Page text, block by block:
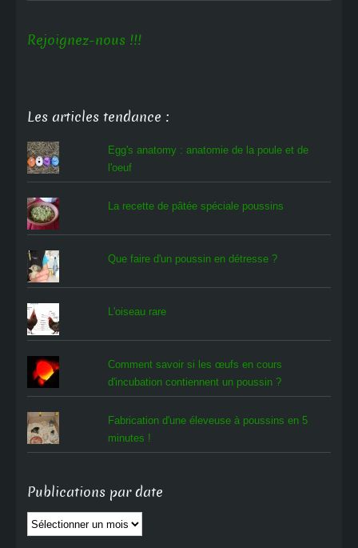
Rejoignez-nous !!!
Les articles tendance :
Egg's anatomy : anatomie de la poule et de
l'oeuf
La recette de pâtée spéciale poussins
Que faire d'un poussin en détresse ?
L'oiseau rare
Comment savoir si les œufs en cours
d'incubation contiennent un poussin ?
Fabrication d'une éleveuse à poussins en 5
minutes !
Publications par date
Publications
par